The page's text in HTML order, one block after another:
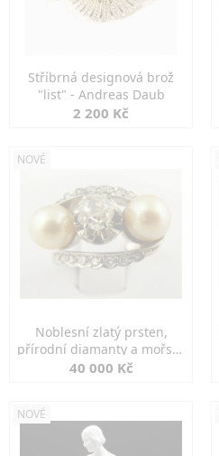
Stříbrná designová brož
"list" - Andreas Daub
2 200 Kč
NOVÉ
Noblesní zlatý prsten,
přírodní diamanty a mořské
perly
40 000 Kč
NOVÉ